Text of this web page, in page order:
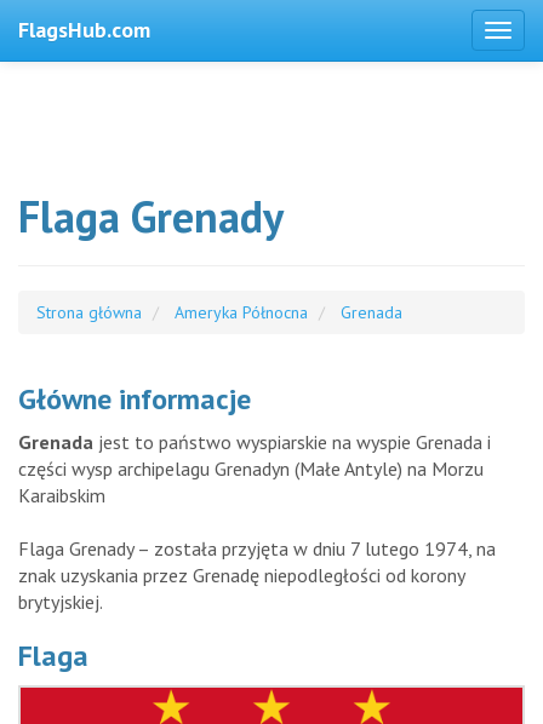
FlagsHub.com
Flaga Grenady
Strona główna Ameryka Północna Grenada
Główne informacje
Grenada jest to państwo wyspiarskie na wyspie Grenada i
części wysp archipelagu Grenadyn (Małe Antyle) na Morzu
Karaibskim
Flaga Grenady – została przyjęta w dniu 7 lutego 1974, na
znak uzyskania przez Grenadę niepodległości od korony
brytyjskiej.
Flaga